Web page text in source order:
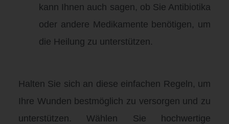
kann Ihnen auch sagen, ob Sie Antibiotika
oder andere Medikamente benötigen, um
die Heilung zu unterstützen.
Halten Sie sich an diese einfachen Regeln, um
Ihre Wunden bestmöglich zu versorgen und zu
unterstützen. Wählen Sie hochwertige